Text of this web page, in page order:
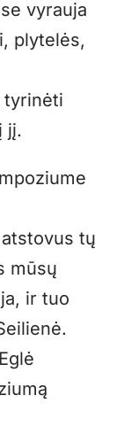
vyrauja
plytelės,
tyrinėti
jį.
tų
mūsų
ir tuo